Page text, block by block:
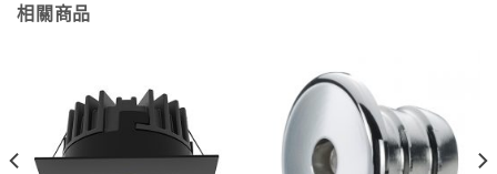
相關商品